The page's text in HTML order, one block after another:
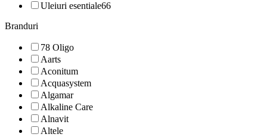
Uleiuri esentiale66
Branduri
78 Oligo
Aarts
Aconitum
Acquasystem
Algamar
Alkaline Care
Alnavit
Altele